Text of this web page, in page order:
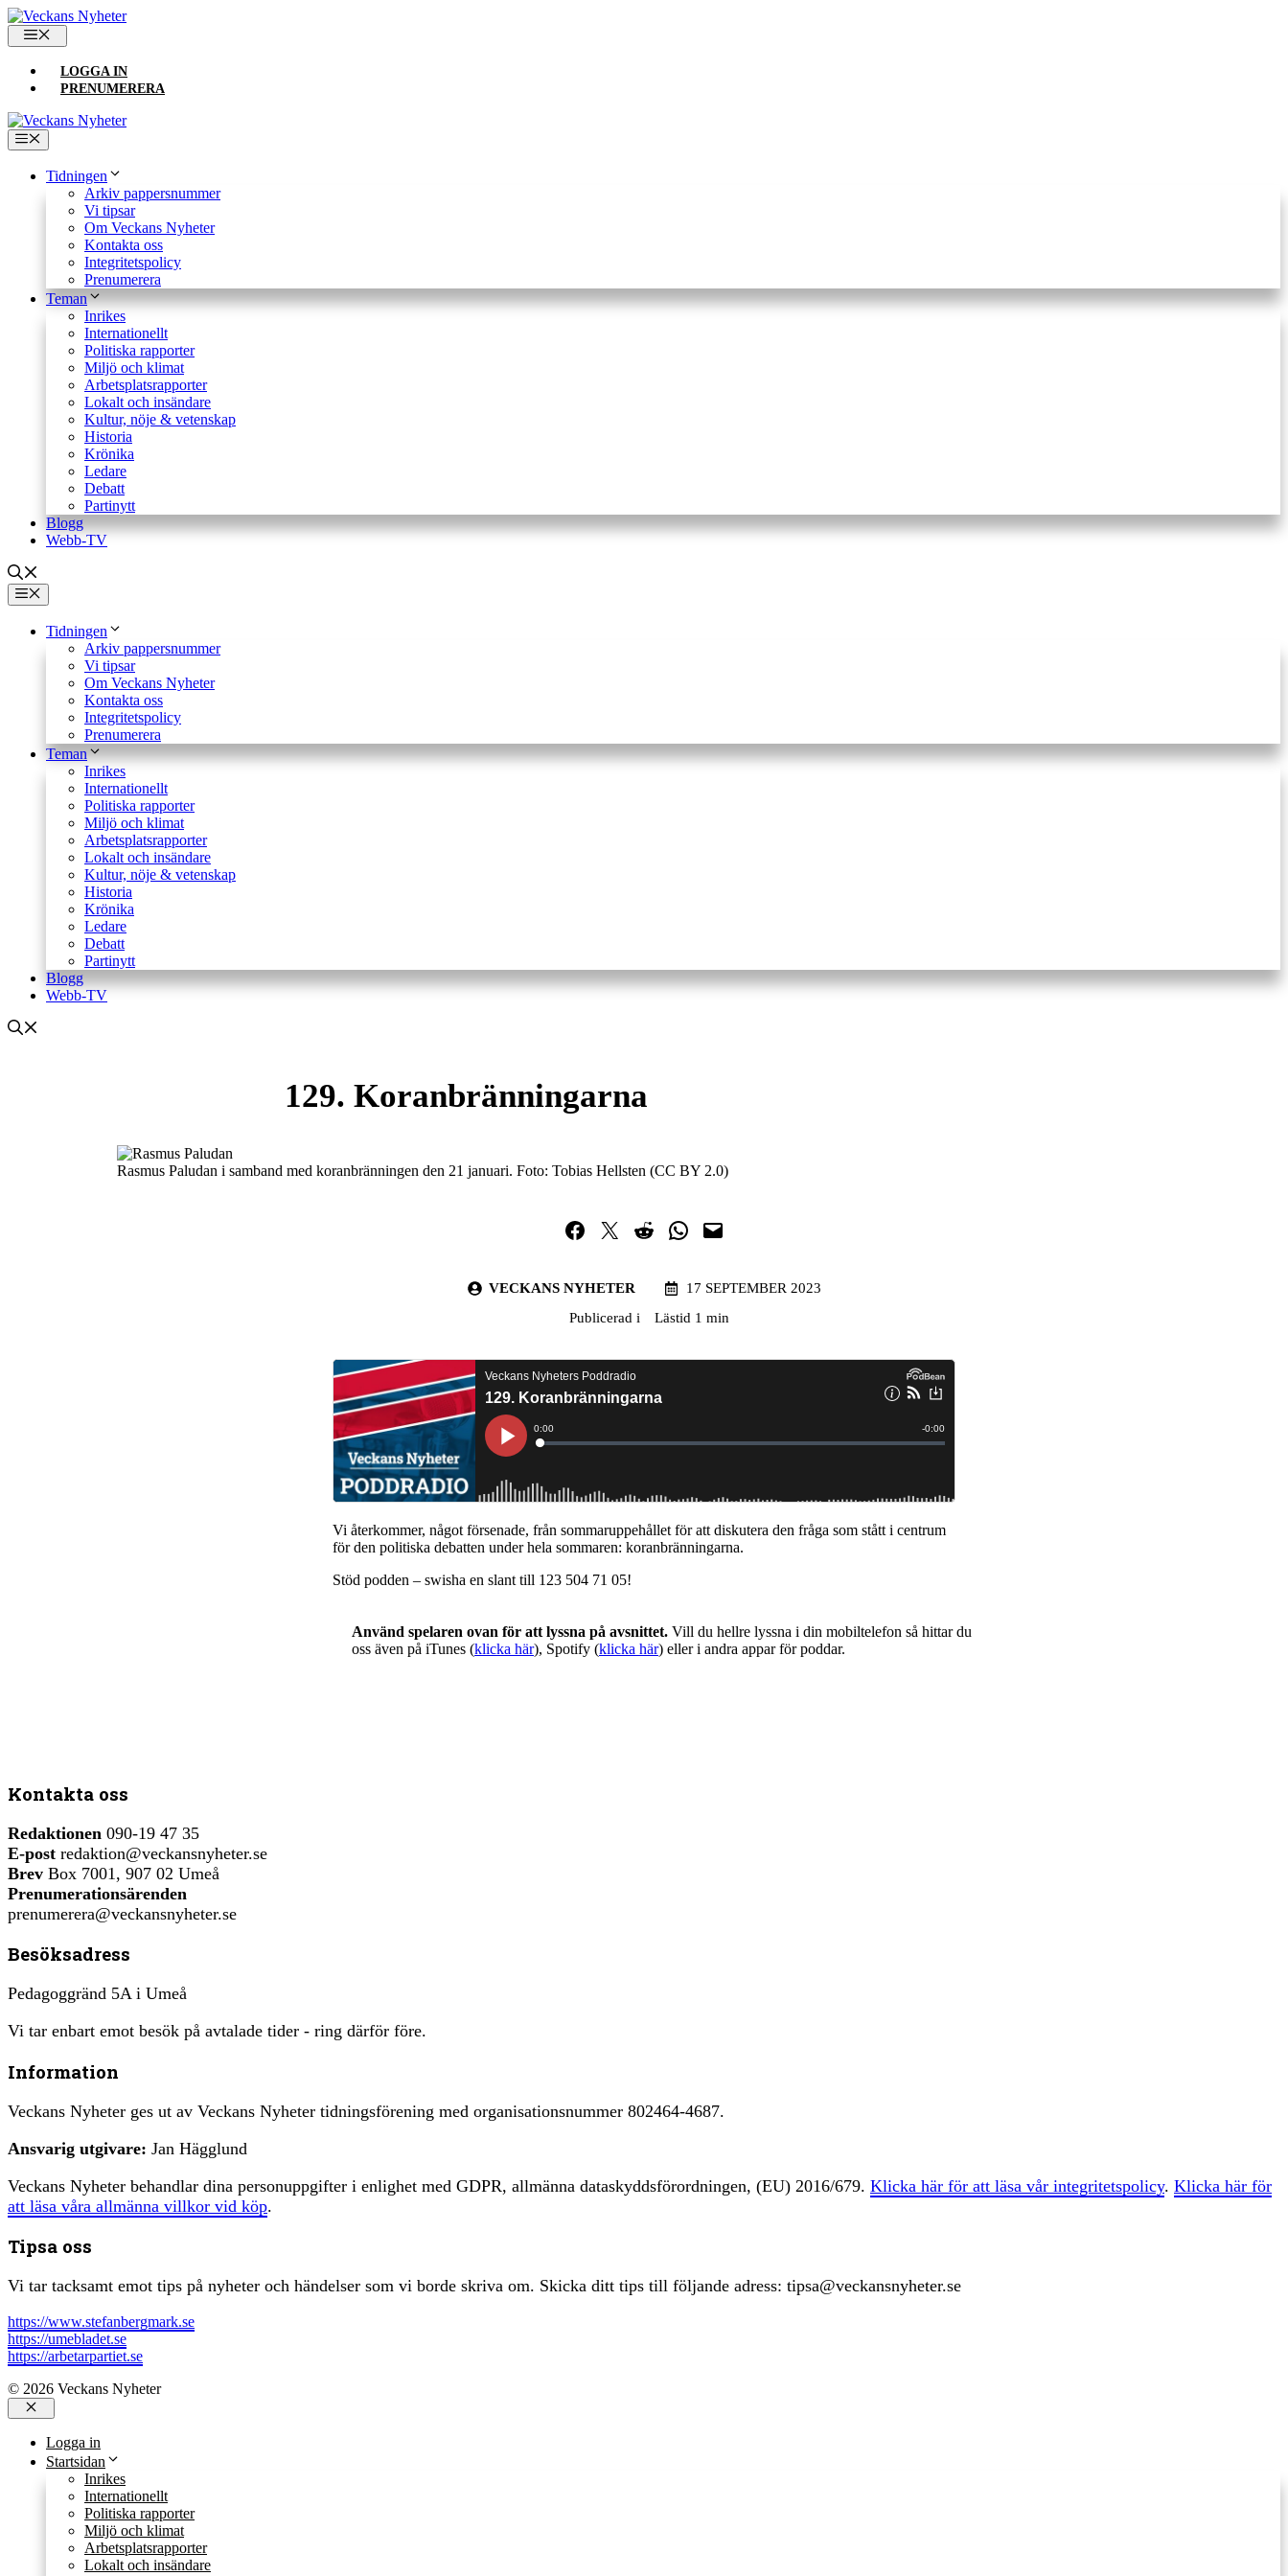
Hoppa
till
innehåll
LOGGA IN
PRENUMERERA
Meny
Tidningen
Arkiv pappersnummer
Vi tipsar
Om Veckans Nyheter
Kontakta oss
Integritetspolicy
Prenumerera
Teman
Inrikes
Internationellt
Politiska rapporter
Miljö och klimat
Arbetsplatsrapporter
Lokalt och insändare
Kultur, nöje & vetenskap
Historia
Krönika
Ledare
Debatt
Partinytt
Blogg
Webb-TV
Meny
Tidningen
Arkiv pappersnummer
Vi tipsar
Om Veckans Nyheter
Kontakta oss
Integritetspolicy
Prenumerera
Teman
Inrikes
Internationellt
Politiska rapporter
Miljö och klimat
Arbetsplatsrapporter
Lokalt och insändare
Kultur, nöje & vetenskap
Historia
Krönika
Ledare
Debatt
Partinytt
Blogg
Webb-TV
129. Koranbränningarna
Rasmus Paludan i samband med koranbränningen den 21 januari. Foto: Tobias Hellsten (CC BY 2.0)
Dela på Facebook
Dela på TwitterDela på RedditDela i WhatsApp
Maila en länk
VECKANS NYHETER
17 SEPTEMBER 2023
Publicerad i
Lästid 1 min
Vi återkommer, något försenade, från sommaruppehållet för att diskutera den fråga som stått i centrum
för den politiska debatten under hela sommaren: koranbränningarna.
Stöd podden – swisha en slant till 123 504 71 05!
Använd spelaren ovan för att lyssna på avsnittet. Vill du hellre lyssna i din mobiltelefon så hittar du
oss även på iTunes (klicka här), Spotify (klicka här) eller i andra appar för poddar.
Kontakta oss
Redaktionen 090-19 47 35
E-post redaktion@veckansnyheter.se
Brev Box 7001, 907 02 Umeå
Prenumerationsärenden
prenumerera@veckansnyheter.se
Besöksadress
Pedagoggränd 5A i Umeå
Vi tar enbart emot besök på avtalade tider - ring därför före.
Information
Veckans Nyheter ges ut av Veckans Nyheter tidningsförening med organisationsnummer 802464-4687.
Ansvarig utgivare: Jan Hägglund
Veckans Nyheter behandlar dina personuppgifter i enlighet med GDPR, allmänna dataskyddsförordningen, (EU) 2016/679. Klicka här för att läsa vår integritetspolicy. Klicka här för
att läsa våra allmänna villkor vid köp.
Tipsa oss
Vi tar tacksamt emot tips på nyheter och händelser som vi borde skriva om. Skicka ditt tips till följande adress: tipsa@veckansnyheter.se
https://www.stefanbergmark.se
https://umebladet.se
https://arbetarpartiet.se
© 2026 Veckans Nyheter
Stäng
Logga in
Startsidan
Inrikes
Internationellt
Politiska rapporter
Miljö och klimat
Arbetsplatsrapporter
Lokalt och insändare